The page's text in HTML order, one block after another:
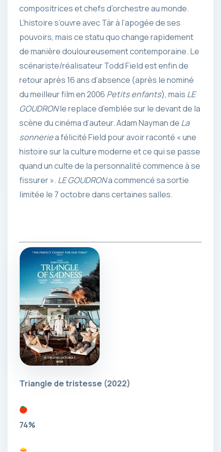
compositrices et chefs d’orchestre au monde.
L’histoire s’ouvre avec Tár à l’apogée de ses
pouvoirs, mais ce statu quo change rapidement
de manière douloureusement contemporaine. Le
scénariste/réalisateur Todd Field est enfin de
retour après 16 ans d’absence (après le nominé
du meilleur film en 2006 Petits enfants), mais LE
GOUDRONle replace d’emblée sur le devant de la
scène du cinéma d’auteur. Adam Nayman de La
sonneriea félicité Field pour avoir raconté « une
histoire sur la culture moderne et ce qui se passe
quand un culte de la personnalité commence à se
fissurer ». LE GOUDRONa commencé sa sortie
limitée le 7 octobre dans certaines salles.
Triangle de tristesse (2022)
74%